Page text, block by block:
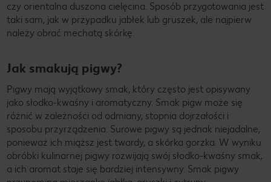
czy orientalna duszona cielęcina. Sposób przygotowania jest
taki sam, jak w przypadku jabłek lub gruszek, ale najpierw
należy obrać mechatą skórkę.
Jak smakują pigwy?
Pigwy mają wyjątkowy smak, który często jest opisywany
jako słodko-kwaśny i aromatyczny. Smak pigw może się
różnić w zależności od odmiany, stopnia dojrzałości i
sposobu przyrządzenia. Surowe pigwy są jednak niejadalne,
ponieważ ich miąższ jest twardy, a skórka gorzka. W wyniku
obróbki kulinarnej pigwy rozwijają swój słodko-kwaśny smak,
a ich aromat staje się bardziej intensywny. Smak pigwy